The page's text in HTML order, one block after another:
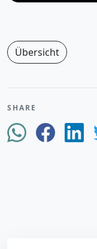
SHARE
Übersicht